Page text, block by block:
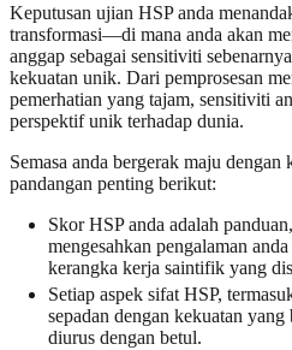
Keputusan ujian HSP anda
transformasi—di mana anda akan
anggap sebagai sensitiviti
kekuatan unik. Dari pemprosesan
pemerhatian yang tajam, sensitiviti
perspektif unik terhadap dunia.
Semasa anda bergerak maju
pandangan penting berikut:
Skor HSP anda adalah
mengesahkan pengalaman
kerangka kerja saintifik yang
Setiap aspek sifat HSP,
sepadan dengan kekuatan
diurus dengan betul.